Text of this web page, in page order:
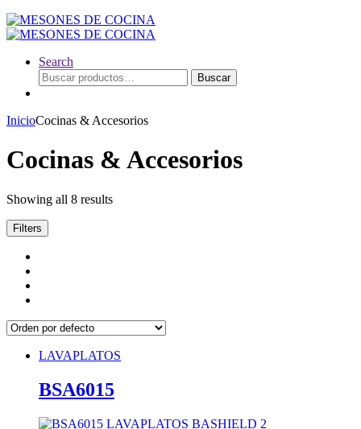
Search
Buscar
por:
Buscar
InicioCocinas & Accesorios
Cocinas & Accesorios
Showing all 8 results
Filters
LAVAPLATOS
BSA6015